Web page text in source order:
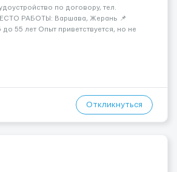
по договору, тел.
РАБОТЫ: Варшава, Жерань 📌
55 лет Опыт приветствуется, но не
разговорный уровень польского 📆
Откликнуться